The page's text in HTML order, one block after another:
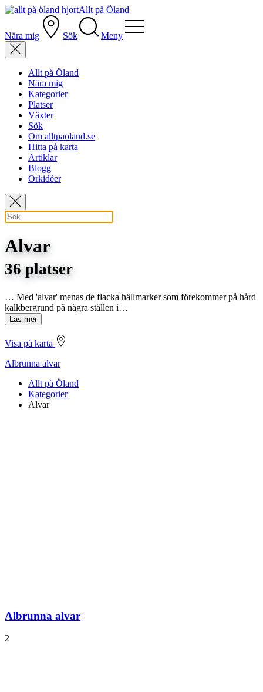
Allt på Öland
Nära mig Sök Meny
Allt på Öland
Nära mig
Kategorier
Platser
Växter
Sök
Om alltpaoland.se
Hitta på karta
Artiklar
Blogg
Orkidéer
Alvar
36 platser
… Med 'alvar' menas de flacka hällmarker som förekommer på hård
kalkbergrund på några ställen i…
Läs mer
Visa på karta
Albrunna alvar
Allt på Öland
Kategorier
Alvar
Albrunna alvar
2